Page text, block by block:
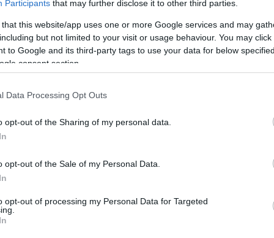
Participants that may further disclose it to other third parties.
that this website/app uses one or more Google services and may
but not limited to your visit or usage behaviour. You may
to Google and its third-party tags to use your data for below
consent section.
Data Processing Opt Outs
opt-out of the Sharing of my personal data.
opt-out of the Sale of my Personal Data.
opt-out of processing my Personal Data for Targeted
a
van
Az
a